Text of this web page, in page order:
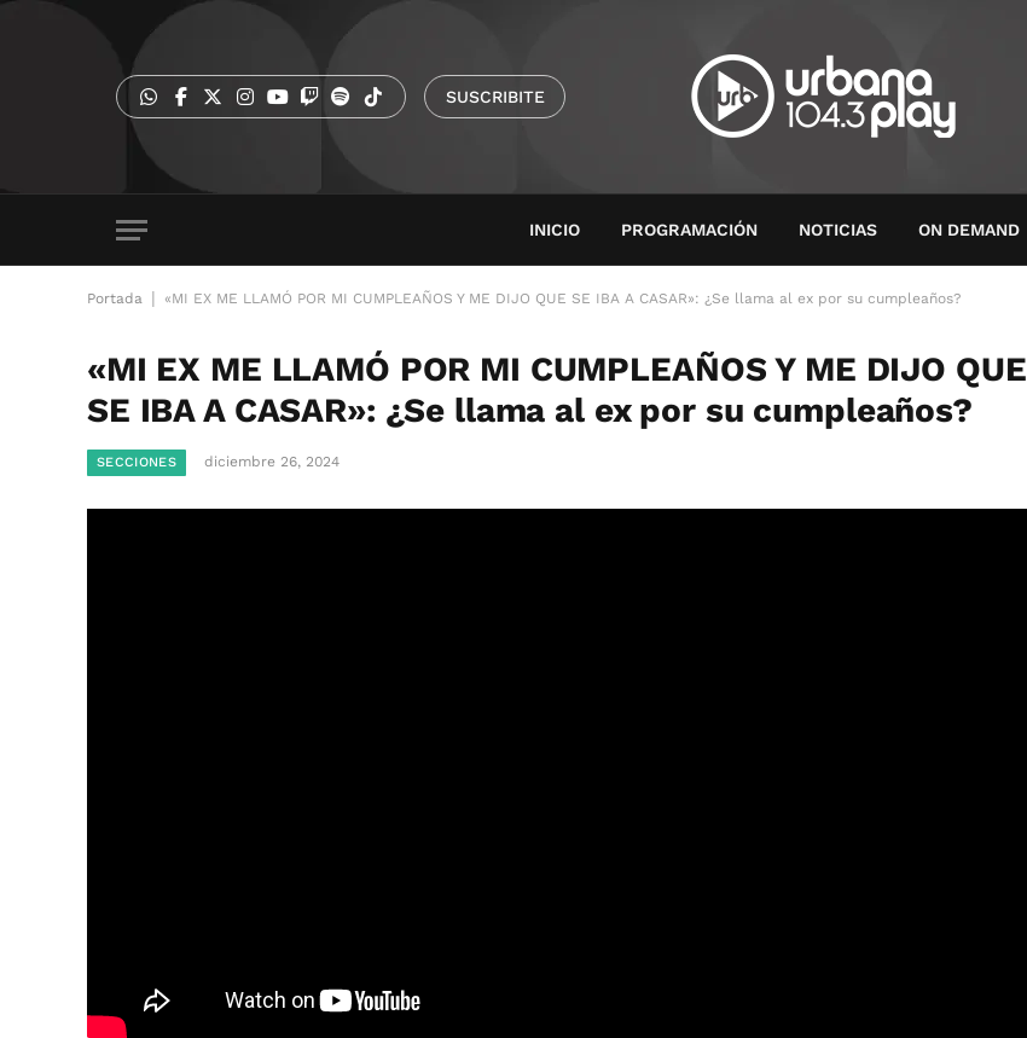
SUSCRIBITE
INICIO PROGRAMACIÓN NOTICIAS ON DEMAND
Portada «MI EX ME LLAMÓ POR MI CUMPLEAÑOS Y ME DIJO QUE SE IBA A CASAR»: ¿Se llama al ex por su cumpleaños?
«MI EX ME LLAMÓ POR MI CUMPLEAÑOS Y ME DIJO QUE
SE IBA A CASAR»: ¿Se llama al ex por su cumpleaños?
SECCIONES diciembre 26, 2024